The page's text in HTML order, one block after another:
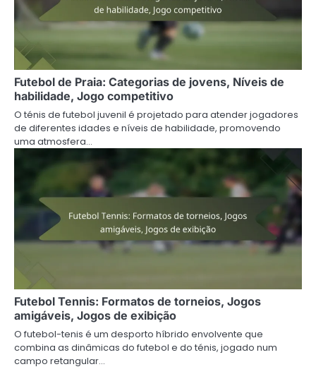
Futebol de Praia: Categorias de jovens, Níveis de
habilidade, Jogo competitivo
O ténis de futebol juvenil é projetado para atender jogadores
de diferentes idades e níveis de habilidade, promovendo
uma atmosfera…
Futebol Tennis: Formatos de torneios, Jogos
amigáveis, Jogos de exibição
O futebol-tenis é um desporto híbrido envolvente que
combina as dinâmicas do futebol e do ténis, jogado num
campo retangular…